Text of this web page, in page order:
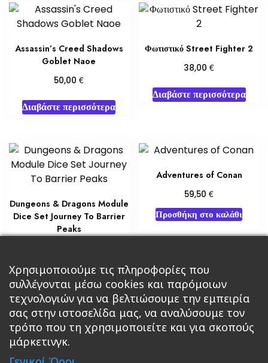
Assassin’s Creed Shadows
Goblet Naoe
50,00€
Διαβάστε περισσότερα
Φωτιστικό Street Fighter 2
38,00€
Διαβάστε περισσότερα
Dungeons & Dragons Module
Dice Set Journey To Barrier
Peaks
Προσθήκη στο καλάθι
Adventures of Conan
59,50€
Προσθήκη στο καλάθι
Κεντρική Βιβλία
Χρησιμοποιούμε τις πληροφορίες που
συλλέγονται μέσω cookies και παρόμοιων
τεχνολογιών για να βελτιώσουμε την εμπειρία
σας στην ιστοσελίδα μας, να αναλύσουμε τον
τρόπο που τη χρησιμοποιείτε και για σκοπούς
μάρκετινγκ.